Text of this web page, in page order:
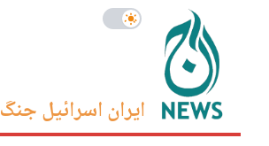
ایران اسرائیل جنگ